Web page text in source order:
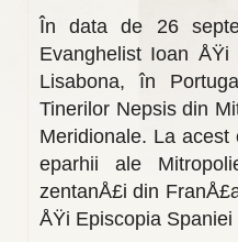
În data de 26
Evanghelist Ioan
Lisabona, în
Tinerilor Nepsis din
Meridionale. La
eparhii ale
zentanÅ£i din
ÅŸi Episcopia